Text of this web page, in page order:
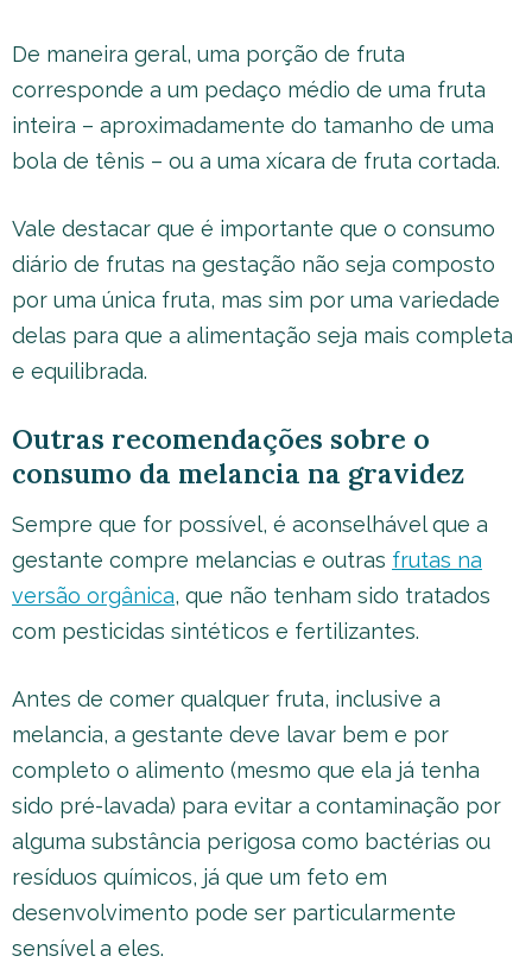
De maneira geral, uma porção de fruta
corresponde a um pedaço médio de uma fruta
inteira – aproximadamente do tamanho de uma
bola de tênis – ou a uma xícara de fruta cortada.
Vale destacar que é importante que o consumo
diário de frutas na gestação não seja composto
por uma única fruta, mas sim por uma variedade
delas para que a alimentação seja mais completa
e equilibrada.
Outras recomendações sobre o
consumo da melancia na gravidez
Sempre que for possível, é aconselhável que a
gestante compre melancias e outras frutas na
versão orgânica, que não tenham sido tratados
com pesticidas sintéticos e fertilizantes.
Antes de comer qualquer fruta, inclusive a
melancia, a gestante deve lavar bem e por
completo o alimento (mesmo que ela já tenha
sido pré-lavada) para evitar a contaminação por
alguma substância perigosa como bactérias ou
resíduos químicos, já que um feto em
desenvolvimento pode ser particularmente
sensível a eles.